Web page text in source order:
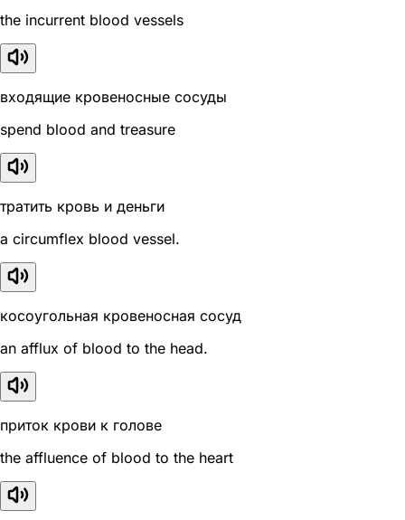
the incurrent blood vessels
входящие кровеносные сосуды
spend blood and treasure
тратить кровь и деньги
a circumflex blood vessel.
косоугольная кровеносная сосуд
an afflux of blood to the head.
приток крови к голове
the affluence of blood to the heart